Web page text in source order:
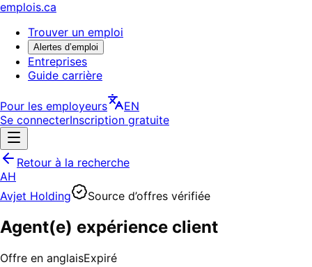
emplois.ca
Trouver un emploi
Alertes d’emploi
Entreprises
Guide carrière
Pour les employeurs
EN
Se connecterInscription gratuite
Retour à la recherche
AH
Avjet Holding
Source d’offres vérifiée
Agent(e) expérience client
Offre en anglaisExpiré